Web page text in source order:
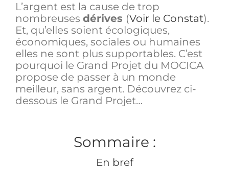
L’argent est la cause de trop
nombreuses dérives (Voir le Constat).
Et, qu’elles soient écologiques,
économiques, sociales ou humaines
elles ne sont plus supportables. C’est
pourquoi le Grand Projet du MOCICA
propose de passer à un monde
meilleur, sans argent. Découvrez ci-
dessous le Grand Projet…
Sommaire :
En bref